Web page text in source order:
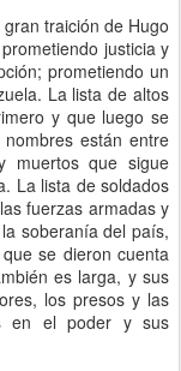
traición de Hugo
justicia y
prometiendo un
La lista de altos
y que luego se
están entre
muertos que sigue
La lista de soldados
fuerzas armadas y
soberanía del país,
se dieron cuenta
es larga, y sus
los presos y las
en el poder y sus